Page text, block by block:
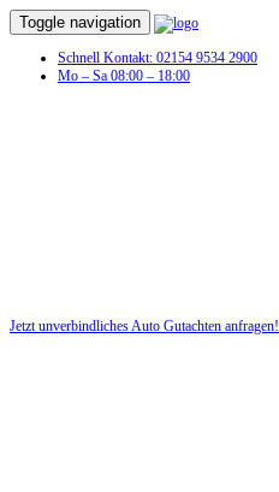
Toggle navigation
Schnell Kontakt: 02154 9534 2900
Mo – Sa 08:00 – 18:00
Jetzt unverbindliches Auto Gutachten anfragen!